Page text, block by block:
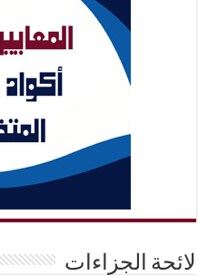
لائحة الجزاءات